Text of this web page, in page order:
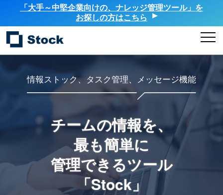
「大手～中堅企業向けの、ナレッジ管理ツール」を
お探しの方はこちら
情報ストック、タスク管理、メッセージ機能
チームの情報を、
最も簡単に
管理できるツール
「Stock」